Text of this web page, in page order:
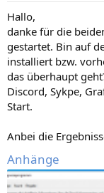
Hallo,
danke für die
gestartet. Bin auf
installiert bzw.
das überhaupt
Discord, Sykpe,
Start.
Anbei die
Anhänge